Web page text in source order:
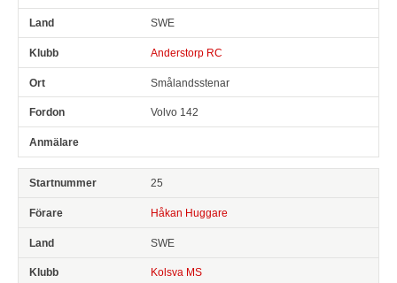
SWE
Anderstorp RC
Smålandsstenar
Volvo 142
25
Håkan Huggare
SWE
Kolsva MS